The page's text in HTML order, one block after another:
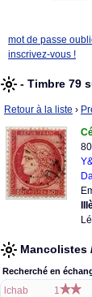
mot de passe
inscrivez-vous !
- Timbre 79
Retour à la liste ›
Mancolistes
Recherché en
lchab
1